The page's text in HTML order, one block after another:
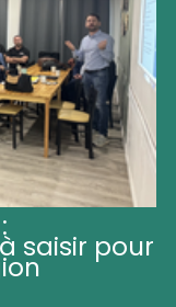
saisir pour